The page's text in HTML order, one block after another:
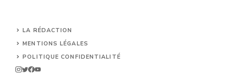
LA RÉDACTION
MENTIONS LÉGALES
POLITIQUE CONFIDENTIALITÉ